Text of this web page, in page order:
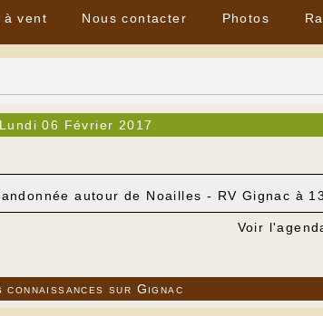
à vent Nous contacter Photos
Lundi 06 Février 2017
autour de Noailles - RV Gignac à
Voir
connaissances sur Gignac